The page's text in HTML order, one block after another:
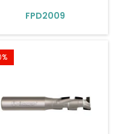
FPD2009